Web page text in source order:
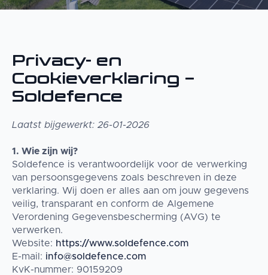
Privacy- en
Cookieverklaring –
Soldefence
Laatst bijgewerkt: 26-01-2026
1. Wie zijn wij?
Soldefence is verantwoordelijk voor de verwerking
van persoonsgegevens zoals beschreven in deze
verklaring. Wij doen er alles aan om jouw gegevens
veilig, transparant en conform de Algemene
Verordening Gegevensbescherming (AVG) te
verwerken.
Website: https://www.soldefence.com
E-mail: info@soldefence.com
KvK-nummer: 90159209